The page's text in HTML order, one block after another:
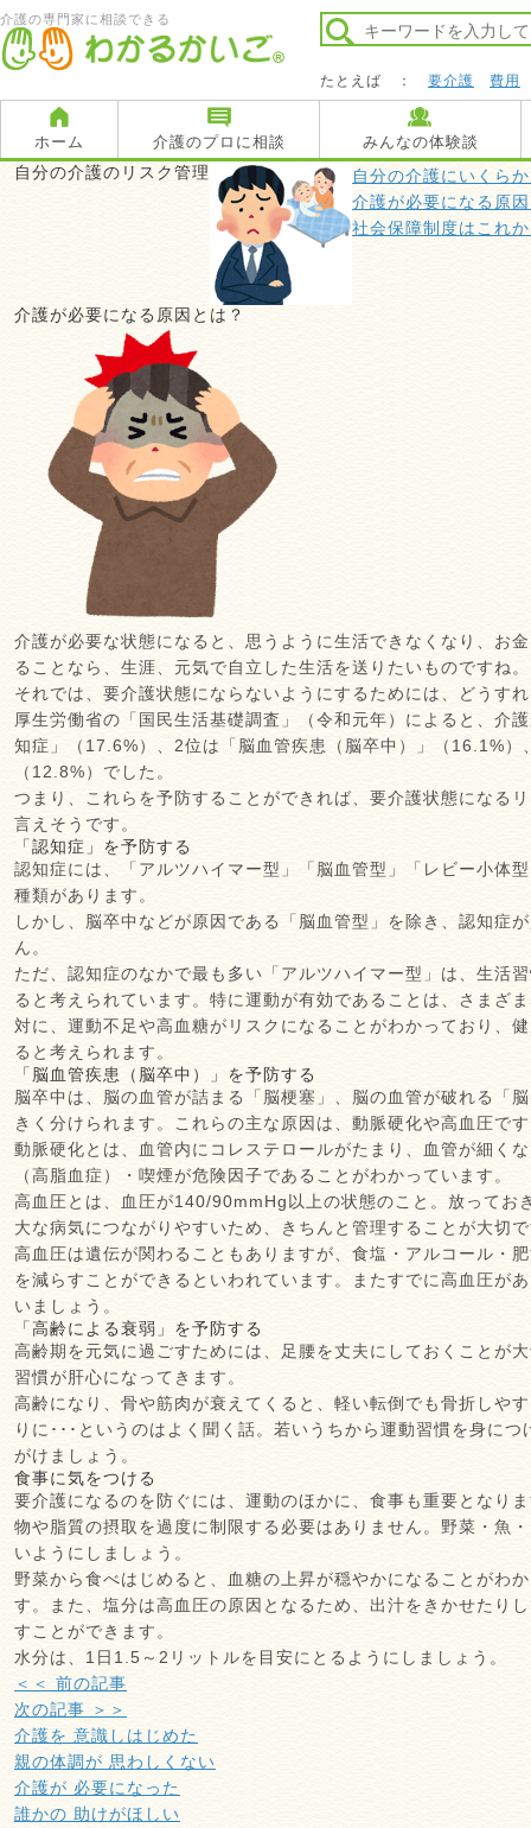
介護の専門家に相談できる
たとえば ： 要介護 費用
ホーム 介護のプロに相談 みんなの体験談
自分の介護のリスク管理
自分の介護にいくら
介護が必要になる原
社会保障制度はこれ
介護が必要になる原因とは？
介護が必要な状態になると、思うように生活できなくなり、お
ることなら、生涯、元気で自立した生活を送りたいものですね。
それでは、要介護状態にならないようにするためには、どうす
厚生労働省の「国民生活基礎調査」（令和元年）によると、介
知症」（17.6%）、2位は「脳血管疾患（脳卒中）」（16.1%）
（12.8%）でした。
つまり、これらを予防することができれば、要介護状態になる
言えそうです。
「認知症」を予防する
認知症には、「アルツハイマー型」「脳血管型」「レビー小体
種類があります。
しかし、脳卒中などが原因である「脳血管型」を除き、認知症
ん。
ただ、認知症のなかで最も多い「アルツハイマー型」は、生活
ると考えられています。特に運動が有効であることは、さまざ
対に、運動不足や高血糖がリスクになることがわかっており、
ると考えられます。
「脳血管疾患（脳卒中）」を予防する
脳卒中は、脳の血管が詰まる「脳梗塞」、脳の血管が破れる「
きく分けられます。これらの主な原因は、動脈硬化や高血圧で
動脈硬化とは、血管内にコレステロールがたまり、血管が細く
（高脂血症）・喫煙が危険因子であることがわかっています。
高血圧とは、血圧が140/90mmHg以上の状態のこと。放ってお
大な病気につながりやすいため、きちんと管理することが大切
高血圧は遺伝が関わることもありますが、食塩・アルコール・
を減らすことができるといわれています。またすでに高血圧が
いましょう。
「高齢による衰弱」を予防する
高齢期を元気に過ごすためには、足腰を丈夫にしておくことが
習慣が肝心になってきます。
高齢になり、骨や筋肉が衰えてくると、軽い転倒でも骨折しや
りに･･･というのはよく聞く話。若いうちから運動習慣を身に
がけましょう。
食事に気をつける
要介護になるのを防ぐには、運動のほかに、食事も重要となり
物や脂質の摂取を過度に制限する必要はありません。野菜・魚
いようにしましょう。
野菜から食べはじめると、血糖の上昇が穏やかになることがわ
す。また、塩分は高血圧の原因となるため、出汁をきかせたり
すことができます。
水分は、1日1.5～2リットルを目安にとるようにしましょう。
＜＜ 前の記事
次の記事 ＞＞
介護を 意識しはじめた
親の体調が 思わしくない
介護が 必要になった
誰かの 助けがほしい